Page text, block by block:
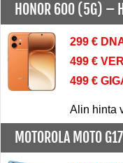
HONOR 600 (5G) –
299 €
499 €
499 €
Alin hinta
MOTOROLA MOTO